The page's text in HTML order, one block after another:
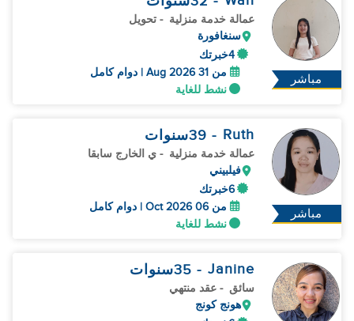
مباشر
عمالة خدمة منزلية - تحويل
سنغافورة
4خبرتك
من 31 Aug 2026 | دوام كامل
نشط للغاية
مباشر
Ruth
- 39 سنوات
عمالة خدمة منزلية - ي الخارج سابقا
فيلبيني
6خبرتك
من 06 Oct 2026 | دوام كامل
نشط للغاية
Janine
- 35 سنوات
سائق - عقد منتهي
هونج كونج